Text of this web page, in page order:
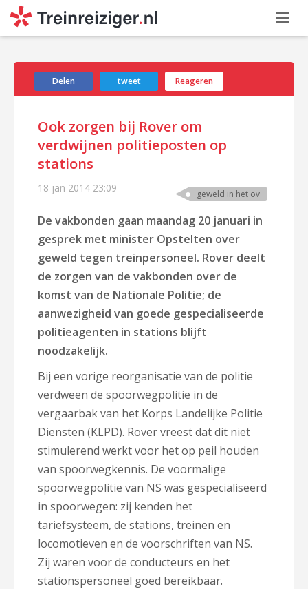
Delen tweet Reageren
Ook zorgen bij Rover om
verdwijnen politieposten op
stations
18 jan 2014 23:09 geweld in het ov
De vakbonden gaan maandag 20 januari in
gesprek met minister Opstelten over
geweld tegen treinpersoneel. Rover deelt
de zorgen van de vakbonden over de
komst van de Nationale Politie; de
aanwezigheid van goede gespecialiseerde
politieagenten in stations blijft
noodzakelijk.
Bij een vorige reorganisatie van de politie
verdween de spoorwegpolitie in de
vergaarbak van het Korps Landelijke Politie
Diensten (KLPD). Rover vreest dat dit niet
stimulerend werkt voor het op peil houden
van spoorwegkennis. De voormalige
spoorwegpolitie van NS was gespecialiseerd
in spoorwegen: zij kenden het
tariefsysteem, de stations, treinen en
locomotieven en de voorschriften van NS.
Zij waren voor de conducteurs en het
stationspersoneel goed bereikbaar.